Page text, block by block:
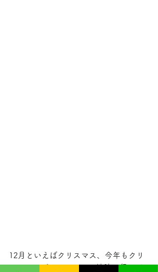
12月といえばクリスマス、今年もクリ
スマスのデコレーション地味に行って